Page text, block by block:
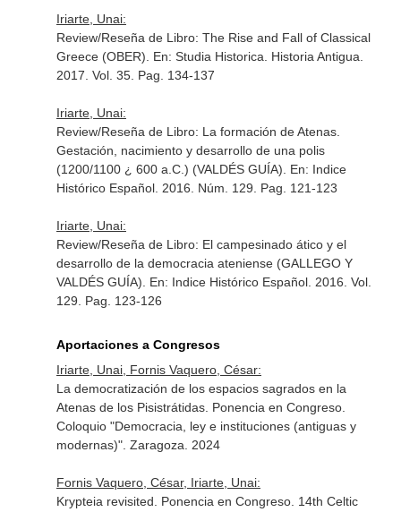
Iriarte, Unai:
Review/Reseña de Libro: The Rise and Fall of Classical
Greece (OBER). En: Studia Historica. Historia Antigua
2017. Vol. 35. Pag. 134-137
Iriarte, Unai:
Review/Reseña de Libro: La formación de Atenas.
Gestación, nacimiento y desarrollo de una polis
(1200/1100 ¿ 600 a.C.) (VALDÉS GUÍA). En: Indice
Histórico Español. 2016. Núm. 129. Pag. 121-123
Iriarte, Unai:
Review/Reseña de Libro: El campesinado ático y el
desarrollo de la democracia ateniense (GALLEGO Y
VALDÉS GUÍA). En: Indice Histórico Español. 2016. Vol.
129. Pag. 123-126
Aportaciones a Congresos
Iriarte, Unai, Fornis Vaquero, César:
La democratización de los espacios sagrados en la
Atenas de los Pisistrátidas. Ponencia en Congreso.
Coloquio "Democracia, ley e instituciones (antiguas y
modernas)". Zaragoza. 2024
Fornis Vaquero, César, Iriarte, Unai:
Krypteia revisited. Ponencia en Congreso. 14th Celtic